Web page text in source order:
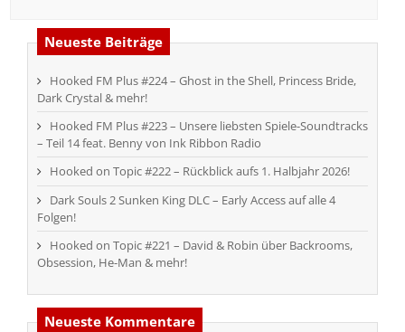
Neueste Beiträge
Hooked FM Plus #224 – Ghost in the Shell, Princess Bride,
Dark Crystal & mehr!
Hooked FM Plus #223 – Unsere liebsten Spiele-Soundtracks
– Teil 14 feat. Benny von Ink Ribbon Radio
Hooked on Topic #222 – Rückblick aufs 1. Halbjahr 2026!
Dark Souls 2 Sunken King DLC – Early Access auf alle 4
Folgen!
Hooked on Topic #221 – David & Robin über Backrooms,
Obsession, He-Man & mehr!
Neueste Kommentare